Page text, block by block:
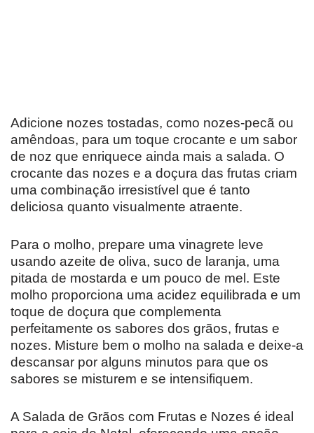
Adicione nozes tostadas, como nozes-pecã ou
amêndoas, para um toque crocante e um sabor
de noz que enriquece ainda mais a salada. O
crocante das nozes e a doçura das frutas criam
uma combinação irresistível que é tanto
deliciosa quanto visualmente atraente.
Para o molho, prepare uma vinagrete leve
usando azeite de oliva, suco de laranja, uma
pitada de mostarda e um pouco de mel. Este
molho proporciona uma acidez equilibrada e um
toque de doçura que complementa
perfeitamente os sabores dos grãos, frutas e
nozes. Misture bem o molho na salada e deixe-a
descansar por alguns minutos para que os
sabores se misturem e se intensifiquem.
A Salada de Grãos com Frutas e Nozes é ideal